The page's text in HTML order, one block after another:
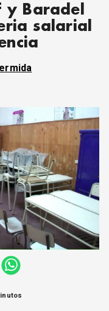
y Baradel
salarial